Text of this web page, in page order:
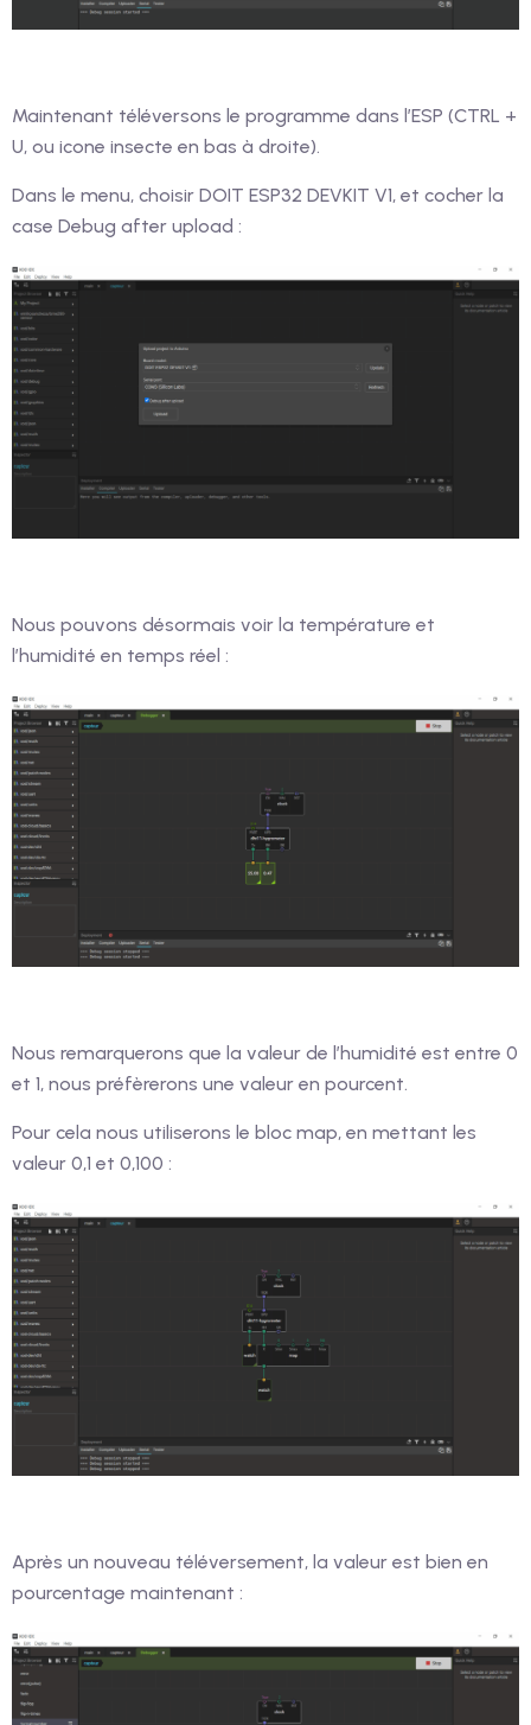
Maintenant téléversons le programme dans l’ESP (CTRL +
U, ou icone insecte en bas à droite).
Dans le menu, choisir DOIT ESP32 DEVKIT V1, et cocher la
case Debug after upload :
Nous pouvons désormais voir la température et
l’humidité en temps réel :
Nous remarquerons que la valeur de l’humidité est entre 0
et 1, nous préfèrerons une valeur en pourcent.
Pour cela nous utiliserons le bloc map, en mettant les
valeur 0,1 et 0,100 :
Après un nouveau téléversement, la valeur est bien en
pourcentage maintenant :